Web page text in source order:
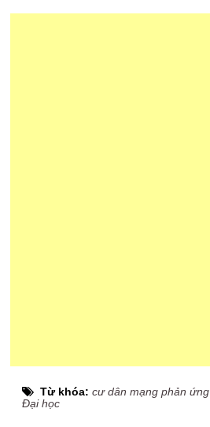
Từ khóa:cư dân mạng phản ứng
Đại học